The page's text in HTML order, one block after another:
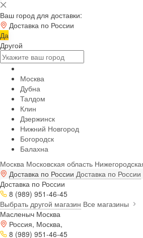
Ваш город для доставки:
Доставка по России
Да
Другой
Москва
Дубна
Талдом
Клин
Дзержинск
Нижний Новгород
Богородск
Балахна
Москва Московская область
Доставка по России Доставка по России
Доставка по России
8 (989) 951-46-45
Выбрать другой магазин Все магазины
Масленыч Москва
Россия, Москва,
8 (989) 951-46-45